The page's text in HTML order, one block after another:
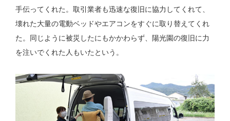
手伝ってくれた。取引業者も迅速な復旧に協力してくれて、
壊れた大量の電動ベッドやエアコンをすぐに取り替えてくれ
た。同じように被災したにもかかわらず、陽光園の復旧に力
を注いでくれた人もいたという。